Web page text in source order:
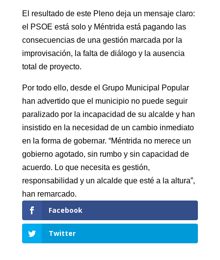
El resultado de este Pleno deja un mensaje claro:
el PSOE está solo y Méntrida está pagando las
consecuencias de una gestión marcada por la
improvisación, la falta de diálogo y la ausencia
total de proyecto.
Por todo ello, desde el Grupo Municipal Popular
han advertido que el municipio no puede seguir
paralizado por la incapacidad de su alcalde y han
insistido en la necesidad de un cambio inmediato
en la forma de gobernar. “Méntrida no merece un
gobierno agotado, sin rumbo y sin capacidad de
acuerdo. Lo que necesita es gestión,
responsabilidad y un alcalde que esté a la altura”,
han remarcado.
Facebook
Twitter